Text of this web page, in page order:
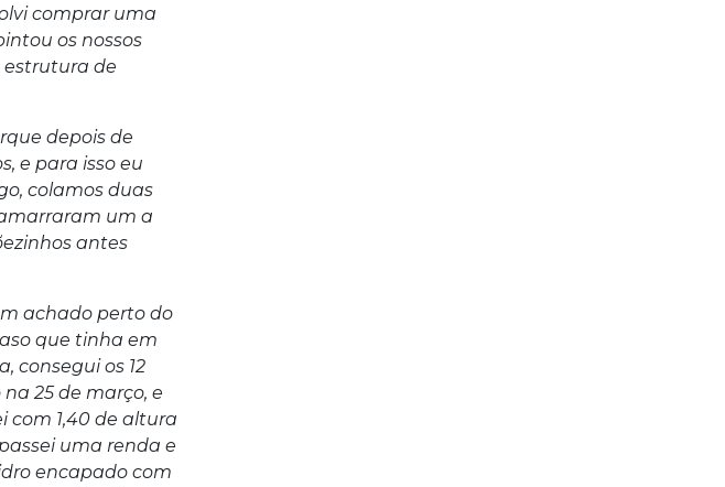
comprar uma
os nossos
estrutura de
depois de
e para isso eu
colamos duas
um a
antes
achado perto do
que tinha em
consegui os 12
25 de março, e
com 1,40 de altura
uma renda e
encapado com